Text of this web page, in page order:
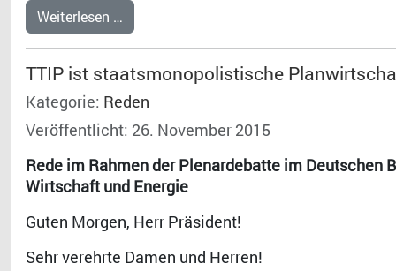
Weiterlesen …
TTIP ist staatsmonopolistische
Kategorie: Reden
Veröffentlicht: 26. November 2015
Rede im Rahmen der Plenardebatte im
Wirtschaft und Energie
Guten Morgen, Herr Präsident!
Sehr verehrte Damen und Herren!